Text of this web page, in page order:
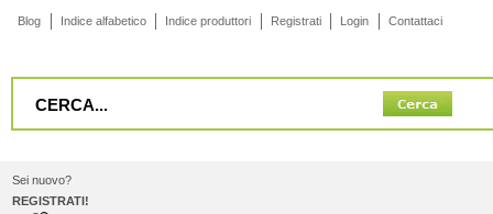
Blog Indice alfabetico Indice produttori Registrati Login Contattaci
Sei nuovo?
REGISTRATI!